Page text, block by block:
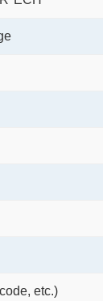
etc.)